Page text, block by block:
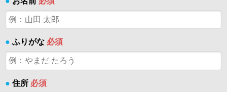
● ふりがな 必須
● 住所 必須